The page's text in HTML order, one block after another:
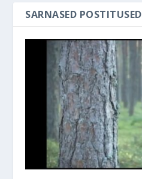
SARNASED POSTITUSED